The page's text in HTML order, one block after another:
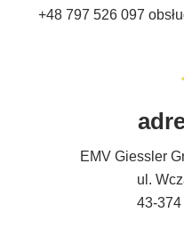
+48 797 526 097
EMV Giessler
ul.
43-